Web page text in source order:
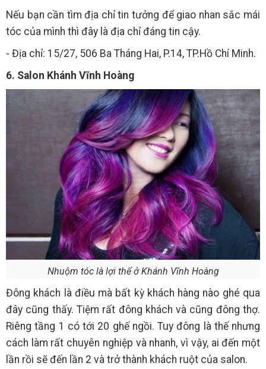
Nếu bạn cần tìm địa chỉ tin tưởng để giao nhan sắc mái
tóc của mình thì đây là địa chỉ đáng tin cậy.
- Địa chỉ: 15/27, 506 Ba Tháng Hai, P.14, TP.Hồ Chí Minh.
6. Salon Khánh Vĩnh Hoàng
Nhuộm tóc là lợi thế ở Khánh Vĩnh Hoàng
Đông khách là điều mà bất kỳ khách hàng nào ghé qua
đây cũng thấy. Tiệm rất đông khách và cũng đông thợ.
Riêng tầng 1 có tới 20 ghế ngồi. Tuy đông là thế nhưng
cách làm rất chuyên nghiệp và nhanh, vì vậy, ai đến một
lần rồi sẽ đến lần 2 và trở thành khách ruột của salon.